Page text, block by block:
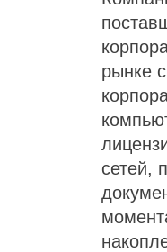
рынке
сетей,